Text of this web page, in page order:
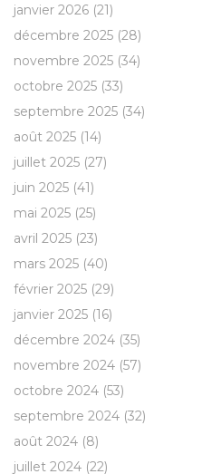
janvier 2026 (21)
décembre 2025 (28)
novembre 2025 (34)
octobre 2025 (33)
septembre 2025 (34)
août 2025 (14)
juillet 2025 (27)
juin 2025 (41)
mai 2025 (25)
avril 2025 (23)
mars 2025 (40)
février 2025 (29)
janvier 2025 (16)
décembre 2024 (35)
novembre 2024 (57)
octobre 2024 (53)
septembre 2024 (32)
août 2024 (8)
juillet 2024 (22)